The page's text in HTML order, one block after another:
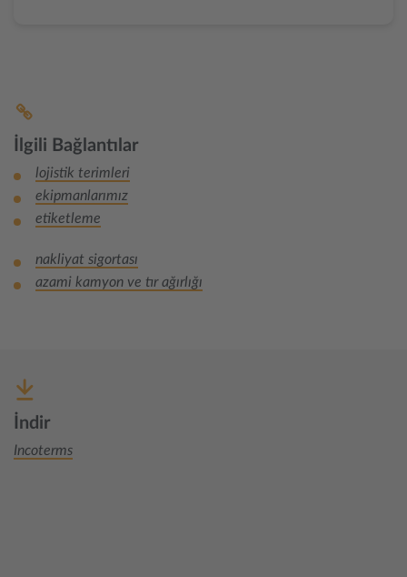
İlgili Bağlantılar
lojistik terimleri
ekipmanlarımız
etiketleme
nakliyat sigortası
azami kamyon ve tır ağırlığı
İndir
Incoterms